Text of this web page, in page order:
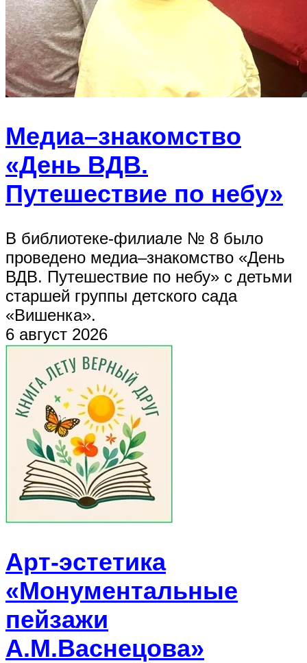
Медиа–знакомство
«День ВДВ.
Путешествие по небу»
В библиотеке-филиале № 8 было
проведено медиа–знакомство «День
ВДВ. Путешествие по небу» с детьми
старшей группы детского сада
«Вишенка».
6 август 2026
Арт-эстетика
«Монументальные
пейзажи
А.М.Васнецова»